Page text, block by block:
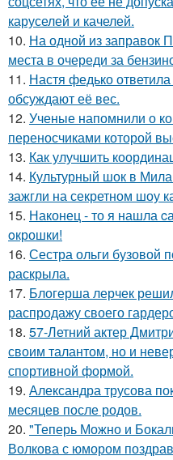
каруселей и качелей.
10. На одной из заправок
места в очереди за
11. Настя федько
обсуждают её вес.
12. Ученые напомнили о
переносчиками которой
13. Как улучшить
14. Культурный шок в
зажгли на секретном шоу
15. Наконец - то я нашла
oкрошки!
16. Сестра ольги бузовой
раскрыла.
17. Блогерша лерчек
распродажу своего
18. 57-Летний актер
своим талантом, но и
спортивной формой.
19. Александра трусова
месяцев после родов.
20. "Теперь Можно и
Волкова с юмором